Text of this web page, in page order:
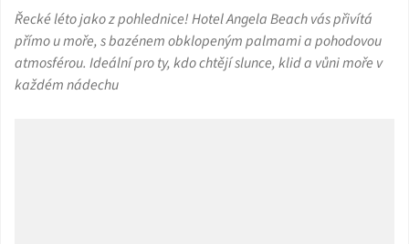
Řecké léto jako z pohlednice! Hotel Angela Beach vás přivítá
přímo u moře, s bazénem obklopeným palmami a pohodovou
atmosférou. Ideální pro ty, kdo chtějí slunce, klid a vůni moře v
každém nádechu